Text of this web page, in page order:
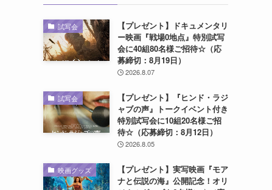
試写会
【プレゼント】ドキュメンタリ
ー映画『戦場0地点』特別試写
会に40組80名様ご招待☆（応
募締切：8月19日）
2026.8.07
試写会
【プレゼント】『ヒンド・ラジ
ャブの声』トークイベント付き
特別試写会に10組20名様ご招
待☆（応募締切：8月12日）
2026.8.05
映画グッズ
【プレゼント】実写映画『モア
ナと伝説の海』公開記念！オリ